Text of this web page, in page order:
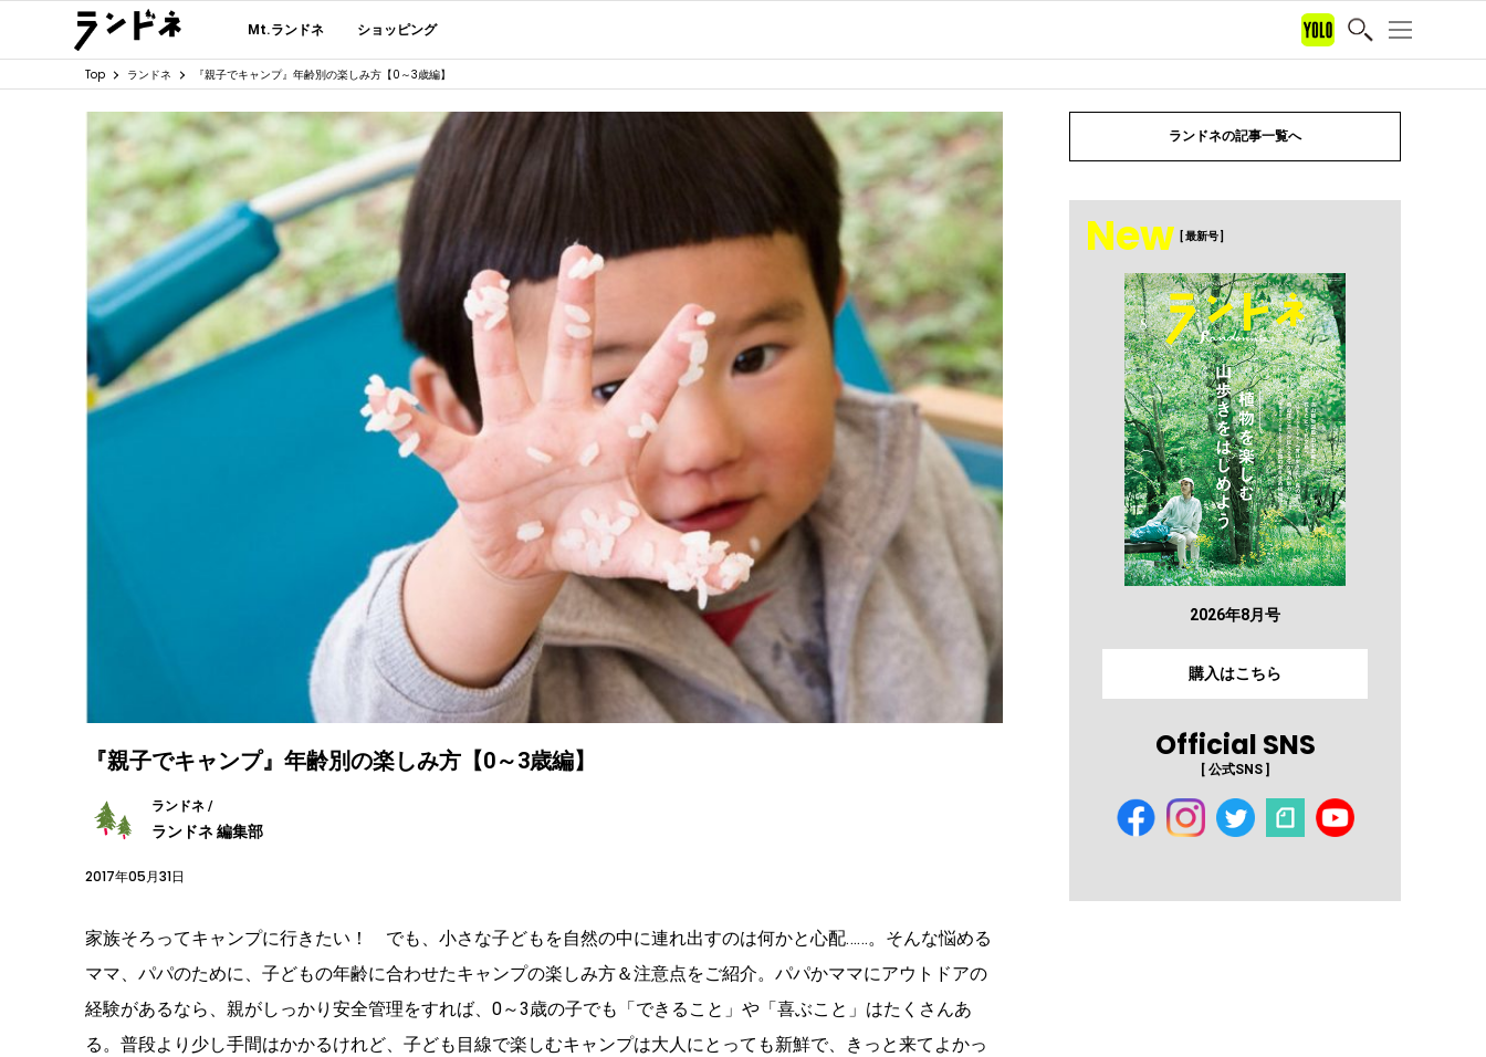
Mt.ランドネ ショッピング
Top ランドネ 『親子でキャンプ』年齢別の楽しみ方【0～3歳編】
『親子でキャンプ』年齢別の楽しみ方【0～3歳編】
ランドネ /
ランドネ 編集部
2017年05月31日
家族そろってキャンプに行きたい！ でも、小さな子どもを自然の中に連れ出すのは何かと心配……。そんな悩める
ママ、パパのために、子どもの年齢に合わせたキャンプの楽しみ方＆注意点をご紹介。パパかママにアウトドアの
経験があるなら、親がしっかり安全管理をすれば、0～3歳の子でも「できること」や「喜ぶこと」はたくさんあ
る。普段より少し手間はかかるけれど、子ども目線で楽しむキャンプは大人にとっても新鮮で、きっと来てよかっ
ランドネの記事一覧へ
New [ 最新号 ]
2026年8月号
購入はこちら
Official SNS
[ 公式SNS ]